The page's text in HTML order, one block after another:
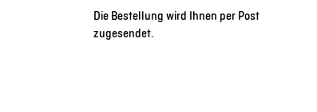
Die Bestellung wird Ihnen per Post
zugesendet.